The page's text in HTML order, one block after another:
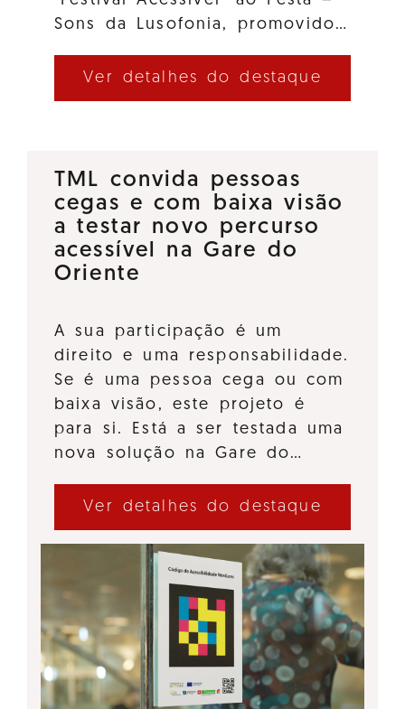
Sons da Lusofonia, promovido…
Ver detalhes do destaque
TML convida pessoas
cegas e com baixa visão
a testar novo percurso
acessível na Gare do
Oriente
A sua participação é um
direito e uma responsabilidade.
Se é uma pessoa cega ou com
baixa visão, este projeto é
para si. Está a ser testada uma
nova solução na Gare do…
Ver detalhes do destaque